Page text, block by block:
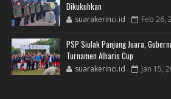
Dikukuhkan
suarakerinci.id Feb 26,
PSP Siulak Panjang Juara,
Turnamen Alharis Cup
suarakerinci.id Jan 15,